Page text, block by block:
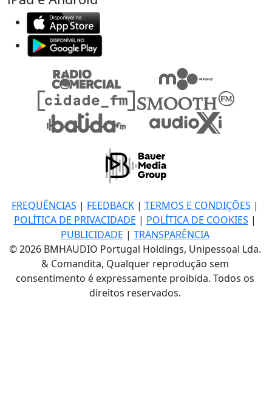
FREQUÊNCIAS | FEEDBACK| TERMOS E CONDIÇÕES |
POLÍTICA DE PRIVACIDADE | POLÍTICA DE COOKIES |
PUBLICIDADE | TRANSPARÊNCIA
© 2026 BMHAUDIO Portugal Holdings, Unipessoal Lda.
& Comandita, Qualquer reprodução sem
consentimento é expressamente proibida. Todos os
direitos reservados.